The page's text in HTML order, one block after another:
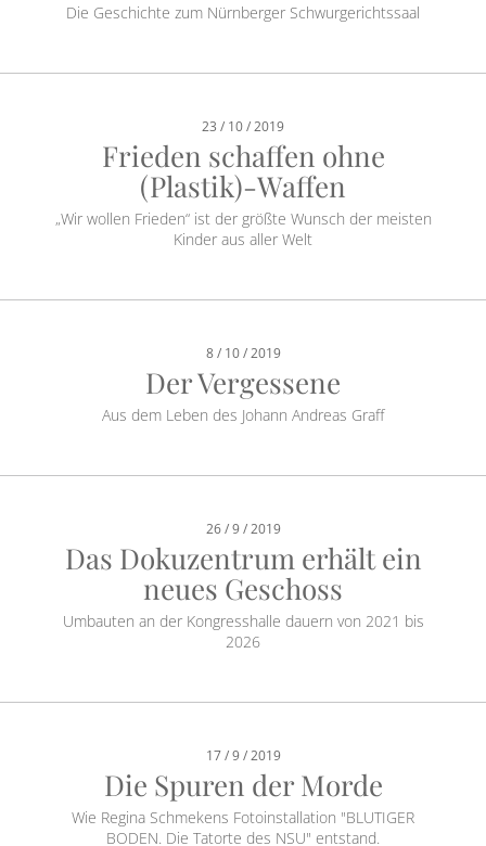
Die Geschichte zum Nürnberger Schwurgerichtssaal
23 / 10 / 2019
Frieden schaffen ohne
(Plastik)-Waffen
„Wir wollen Frieden“ ist der größte Wunsch der meisten
Kinder aus aller Welt
8 / 10 / 2019
Der Vergessene
Aus dem Leben des Johann Andreas Graff
26 / 9 / 2019
Das Dokuzentrum erhält ein
neues Geschoss
Umbauten an der Kongresshalle dauern von 2021 bis
2026
17 / 9 / 2019
Die Spuren der Morde
Wie Regina Schmekens Fotoinstallation "BLUTIGER
BODEN. Die Tatorte des NSU" entstand.